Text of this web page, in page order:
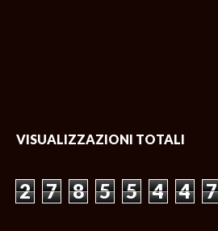
VISUALIZZAZIONI TOTALI
2 7 8 5 5 4 4 7